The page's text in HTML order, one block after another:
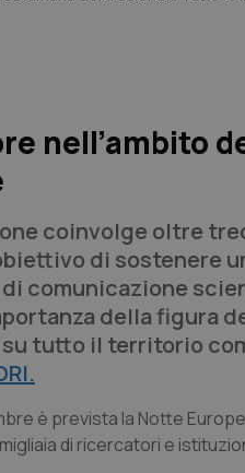
nell’ambito
coinvolge oltre
di sostenere
comunicazione
della figura
tutto il territorio
è prevista la Notte
di ricercatori e